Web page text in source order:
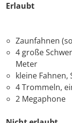
Erlaubt
Zaunfahnen
4 große
Meter
kleine Fahnen,
4 Trommeln,
2 Megaphone